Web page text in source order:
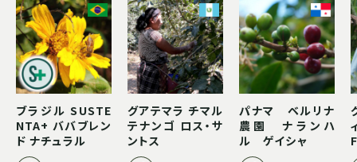
ブラジル SUSTE
NTA+ ババブレン
ド ナチュラル
グアテマラ チマル
テナンゴ ロス・サ
ントス
パナマ ベルリナ
農園 ナランハ
ル ゲイシャ
インドネシア
パプアニューギニア
CARIB